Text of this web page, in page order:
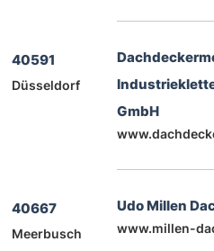
40591
Düsseldorf
GmbH
40667
Meerbusch
Udo Millen
www.millen-